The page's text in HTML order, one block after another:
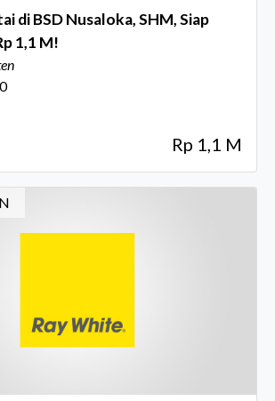
di BSD Nusaloka, SHM, Siap
1,1 M!
0
Rp 1,1 M